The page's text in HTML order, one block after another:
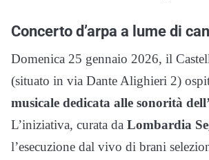
Concerto d’arpa a lume di
Domenica 25 gennaio 2026, il
(situato in via Dante Alighieri 2)
musicale dedicata alle sonorità
L’iniziativa, curata da Lombardia
l’esecuzione dal vivo di brani